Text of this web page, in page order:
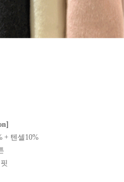
+ 텐셀10%